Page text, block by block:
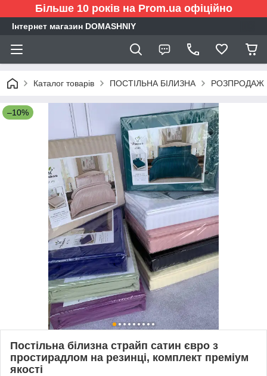
Більше 10 років на Prom.ua офіційно
Інтернет магазин DOMASHNIY
Каталог товарів ПОСТІЛЬНА БІЛИЗНА РОЗПРОДАЖ
–10%
Постільна білизна страйп сатин євро з
простирадлом на резинці, комплект преміум
якості